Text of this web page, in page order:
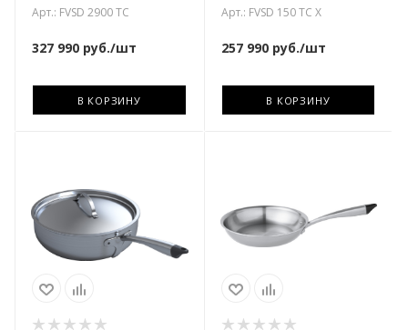
Арт.: FVSD 2900 TC
327 990 руб./шт
В КОРЗИНУ
Арт.: FVSD 150 TC X
257 990руб./шт
В КОРЗИНУ